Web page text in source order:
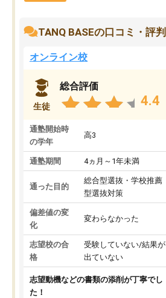
TANQ BASEの口コミ・評判
オンライン校
生徒
総合評価
4.4
通塾開始時
の学年
高3
通塾期間 4ヵ月～1年未満
通った目的
総合型選抜・学校推薦
型選抜対策
偏差値の変
化
変わらなかった
志望校の合
格
受験していない/結果が
出ていない
志望動機などの書類の添削が丁寧でし
た！